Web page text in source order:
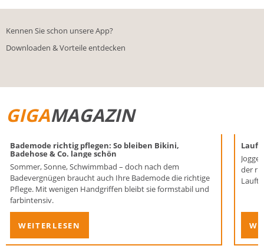
Kennen Sie schon unsere App?
Downloaden & Vorteile entdecken
GIGAMAGAZIN
Bademode richtig pflegen: So bleiben Bikini,
Badehose & Co. lange schön
Sommer, Sonne, Schwimmbad – doch nach dem
Badevergnügen braucht auch Ihre Bademode die richtige
Pflege. Mit wenigen Handgriffen bleibt sie formstabil und
farbintensiv.
WEITERLESEN
der